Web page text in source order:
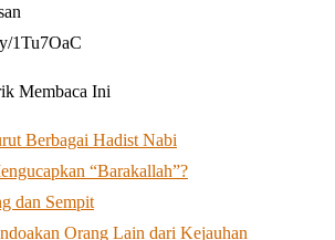
1Tu7OaC
Membaca Ini
Berbagai Hadist Nabi
“Barakallah”?
dan Sempit
Orang Lain dari Kejauhan